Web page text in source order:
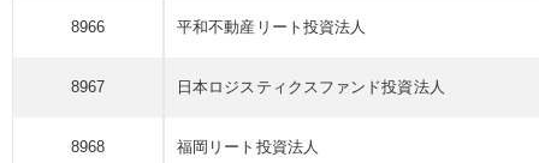
8966 平和不動産リート 投資法人
8967 日本ロジスティクスファンド投資法人
8968 福岡リート 投資法人